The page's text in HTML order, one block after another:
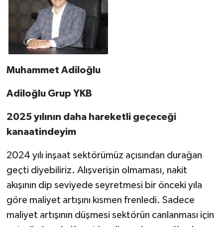
Muhammet Adiloğlu
Adiloğlu Grup YKB
2025 yılının daha hareketli geçeceği
kanaatindeyim
2024 yılı inşaat sektörümüz açısından durağan
geçti diyebiliriz. Alışverişin olmaması, nakit
akışının dip seviyede seyretmesi bir önceki yıla
göre maliyet artışını kısmen frenledi. Sadece
maliyet artışının düşmesi sektörün canlanması için